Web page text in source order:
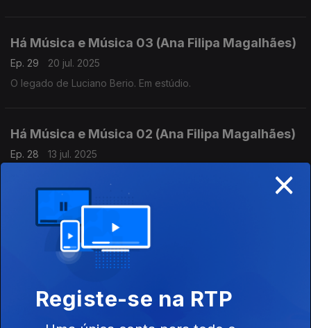
Há Música e Música 03 (Ana Filipa Magalhães)
Ep. 29
20 jul. 2025
O legado de Luciano Berio. Em estúdio.
Há Música e Música 02 (Ana Filipa Magalhães)
Ep. 28
13 jul. 2025
Há Música e Música 01 (Ana Filipa Magalhães)
06 jul. 2025
O legado de Luciano Berio. Abertura - os primeiros anos.
×
Registe-se na RTP